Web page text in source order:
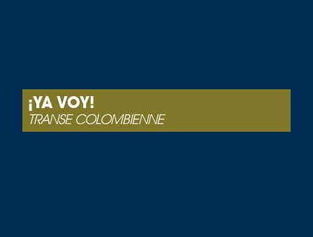
¡YA VOY!
TRANSE COLOMBIENNE